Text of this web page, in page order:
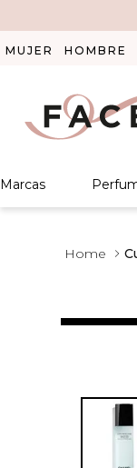
MUJER HOMBRE
Marcas